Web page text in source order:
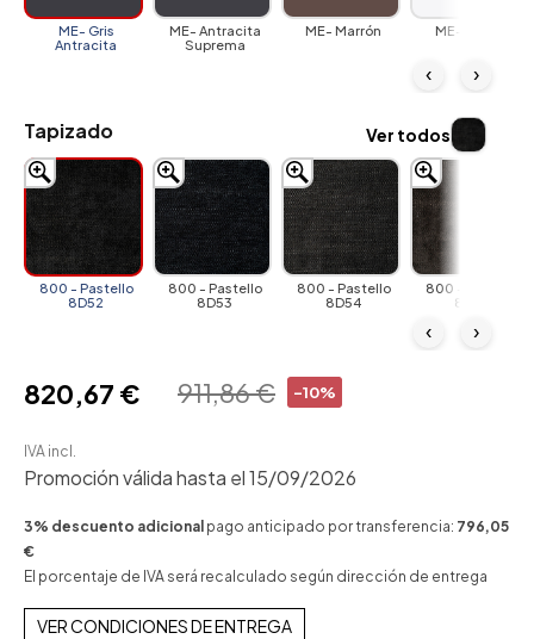
ME- Gris
Antracita
ME- Antracita
Suprema
ME- Marrón ME- Blanco
‹ ›
Tapizado
800 - Pastello
8D52
800 - Pastello
8D53
800 - Pastello
8D54
800 - Pastello
8D55
‹ ›
Ver todos
-10%
911,86 €
820,67 €
IVA incl.
Promoción válida hasta el 15/09/2026
3% descuento adicional pago anticipado por transferencia: 796,05
€
El porcentaje de IVA será recalculado según dirección de entrega
VER CONDICIONES DE ENTREGA